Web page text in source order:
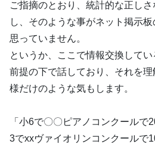
ご指摘のとおり、統計的な正し
し、そのような事がネット掲示
思っていません。
というか、ここで情報交換して
前提の下で話しており、それを
様だけのような気もします。
「小6で〇〇ピアノコンクールで
3でxxヴァイオリンコンクールで